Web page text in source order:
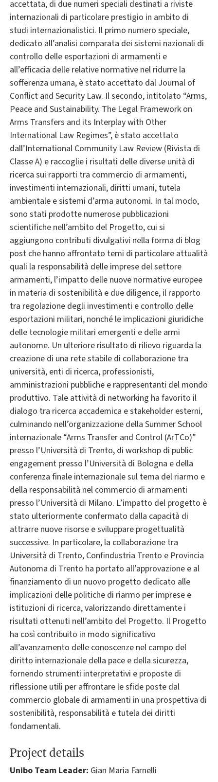
accettata, di due numeri speciali destinati a riviste
internazionali di particolare prestigio in ambito di
studi internazionalistici. Il primo numero speciale,
dedicato all’analisi comparata dei sistemi nazionali di
controllo delle esportazioni di armamenti e
all’efficacia delle relative normative nel ridurre la
sofferenza umana, è stato accettato dal Journal of
Conflict and Security Law. Il secondo, intitolato “Arms,
Peace and Sustainability. The Legal Framework on
Arms Transfers and its Interplay with Other
International Law Regimes”, è stato accettato
dall’International Community Law Review (Rivista di
Classe A) e raccoglie i risultati delle diverse unità di
ricerca sui rapporti tra commercio di armamenti,
investimenti internazionali, diritti umani, tutela
ambientale e sistemi d’arma autonomi. In tal modo,
sono stati prodotte numerose pubblicazioni
scientifiche nell’ambito del Progetto, cui si
aggiungono contributi divulgativi nella forma di blog
post che hanno affrontato temi di particolare attualità
quali la responsabilità delle imprese del settore
armamenti, l’impatto delle nuove normative europee
in materia di sostenibilità e due diligence, il rapporto
tra regolazione degli investimenti e controllo delle
esportazioni militari, nonché le implicazioni giuridiche
delle tecnologie militari emergenti e delle armi
autonome. Un ulteriore risultato di rilievo riguarda la
creazione di una rete stabile di collaborazione tra
università, enti di ricerca, professionisti,
amministrazioni pubbliche e rappresentanti del mondo
produttivo. Tale attività di networking ha favorito il
dialogo tra ricerca accademica e stakeholder esterni,
culminando nell’organizzazione della Summer School
internazionale “Arms Transfer and Control (ArTCo)”
presso l’Università di Trento, di workshop di public
engagement presso l’Università di Bologna e della
conferenza finale internazionale sul tema del riarmo e
della responsabilità nel commercio di armamenti
presso l’Università di Milano. L’impatto del progetto è
stato ulteriormente confermato dalla capacità di
attrarre nuove risorse e sviluppare progettualità
successive. In particolare, la collaborazione tra
Università di Trento, Confindustria Trento e Provincia
Autonoma di Trento ha portato all’approvazione e al
finanziamento di un nuovo progetto dedicato alle
implicazioni delle politiche di riarmo per imprese e
istituzioni di ricerca, valorizzando direttamente i
risultati ottenuti nell’ambito del Progetto. Il Progetto
ha così contribuito in modo significativo
all’avanzamento delle conoscenze nel campo del
diritto internazionale della pace e della sicurezza,
fornendo strumenti interpretativi e proposte di
riflessione utili per affrontare le sfide poste dal
commercio globale di armamenti in una prospettiva di
sostenibilità, responsabilità e tutela dei diritti
fondamentali.
Project details
Unibo Team Leader: Gian Maria Farnelli